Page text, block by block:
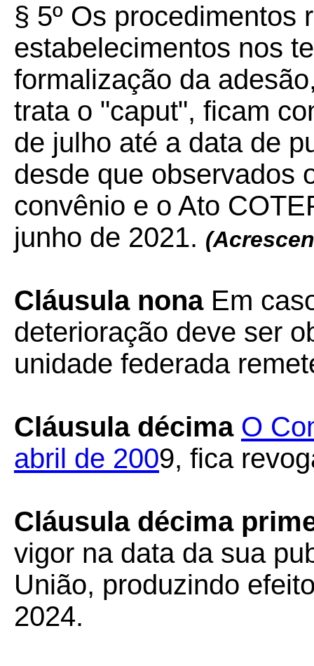
§ 5º Os procedimentos
estabelecimentos nos
formalização da
trata o "caput", ficam
de julho até a data de
desde que observados
convênio e o Ato
junho de 2021.
Cláusula nonaEm
deterioração deve ser
unidade federada
Cláusula décima O
abril de 2009, fica
Cláusula décima
vigor na data da sua
União, produzindo
2024.